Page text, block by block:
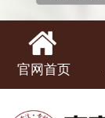
官网首页